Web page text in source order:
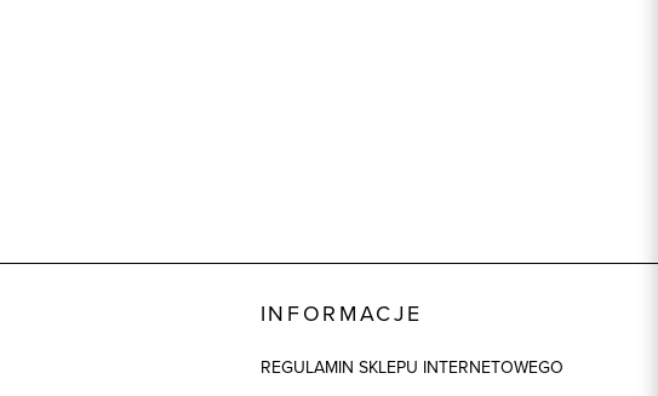
INFORMACJE
REGULAMIN SKLEPU INTERNETOWEGO